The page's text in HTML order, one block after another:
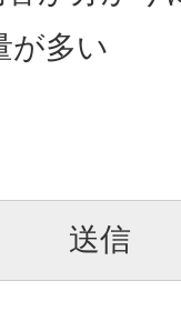
が多い